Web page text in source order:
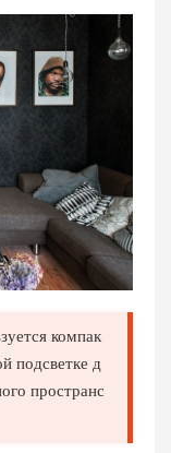
компак
подсветке д
пространс